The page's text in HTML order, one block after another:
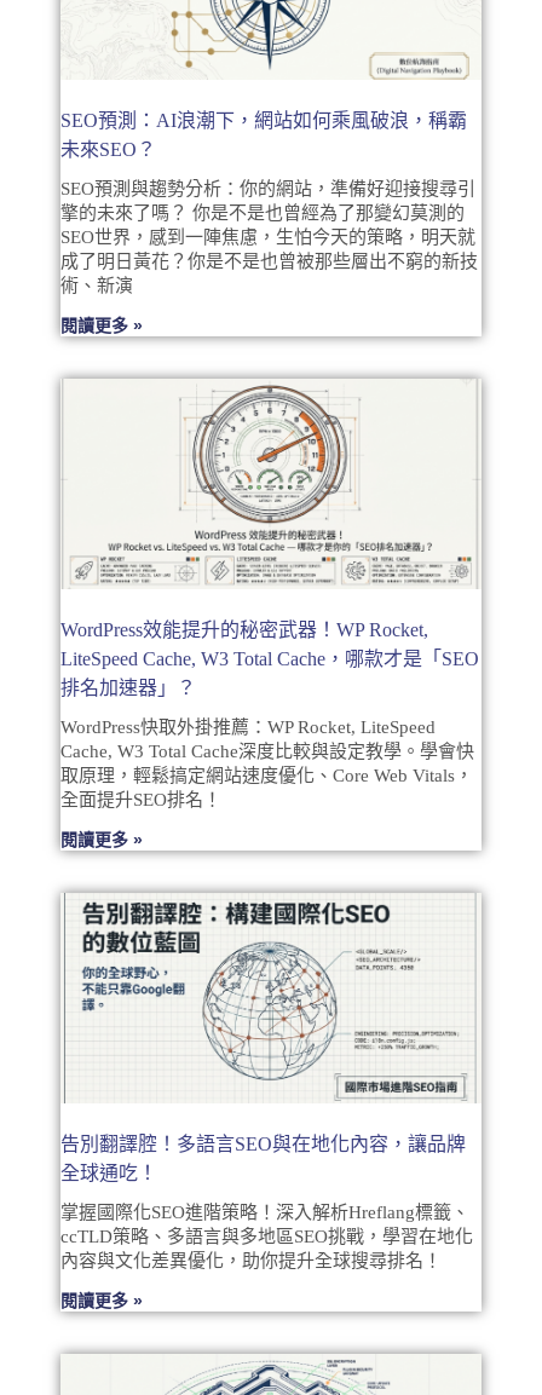
SEO預測：AI浪潮下，網站如何乘風破浪，稱霸
未來SEO？
SEO預測與趨勢分析：你的網站，準備好迎接搜尋引
擎的未來了嗎？ 你是不是也曾經為了那變幻莫測的
SEO世界，感到一陣焦慮，生怕今天的策略，明天就
成了明日黃花？你是不是也曾被那些層出不窮的新技
術、新演
閱讀更多 »
WordPress效能提升的秘密武器！WP Rocket,
LiteSpeed Cache, W3 Total Cache，哪款才是「SEO
排名加速器」？
WordPress快取外掛推薦：WP Rocket, LiteSpeed
Cache, W3 Total Cache深度比較與設定教學。學會快
取原理，輕鬆搞定網站速度優化、Core Web Vitals，
全面提升SEO排名！
閱讀更多 »
告別翻譯腔！多語言SEO與在地化內容，讓品牌
全球通吃！
掌握國際化SEO進階策略！深入解析Hreflang標籤、
ccTLD策略、多語言與多地區SEO挑戰，學習在地化
內容與文化差異優化，助你提升全球搜尋排名！
閱讀更多 »